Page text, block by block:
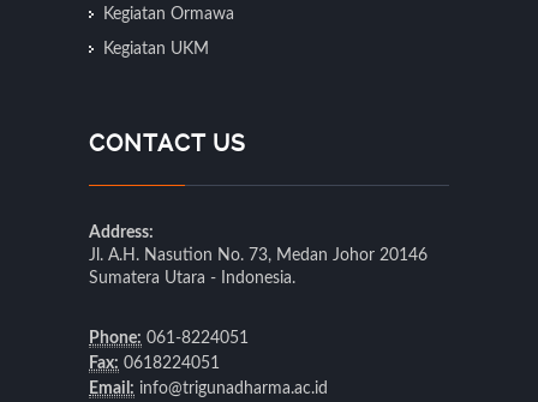
Kegiatan Ormawa
Kegiatan UKM
CONTACT US
Address:
Jl. A.H. Nasution No. 73, Medan Johor 20146
Sumatera Utara - Indonesia.
Phone: 061-8224051
Fax: 0618224051
Email: info@trigunadharma.ac.id